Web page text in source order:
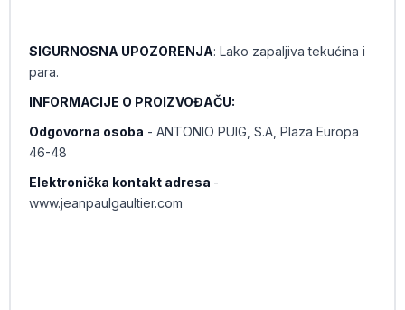
SIGURNOSNA UPOZORENJA: Lako zapaljiva tekućina i
para.
INFORMACIJE O PROIZVOĐAČU:
Odgovorna osoba - ANTONIO PUIG, S.A, Plaza Europa
46-48
Elektronička kontakt adresa -
www.jeanpaulgaultier.com